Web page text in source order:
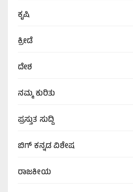
ಕೃಷಿ
ಕ್ರೀಡೆ
ದೇಶ
ನಮ್ಮ ಕುರಿತು
ಪ್ರಸ್ತುತ ಸುದ್ದಿ
ಬಿಗ್‌ ಕನ್ನಡ ವಿಶೇಷ
ರಾಜಕೀಯ